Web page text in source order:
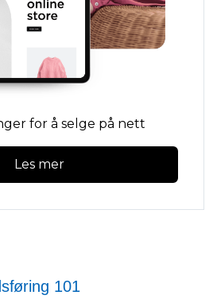
for å selge på nett
Les mer
101